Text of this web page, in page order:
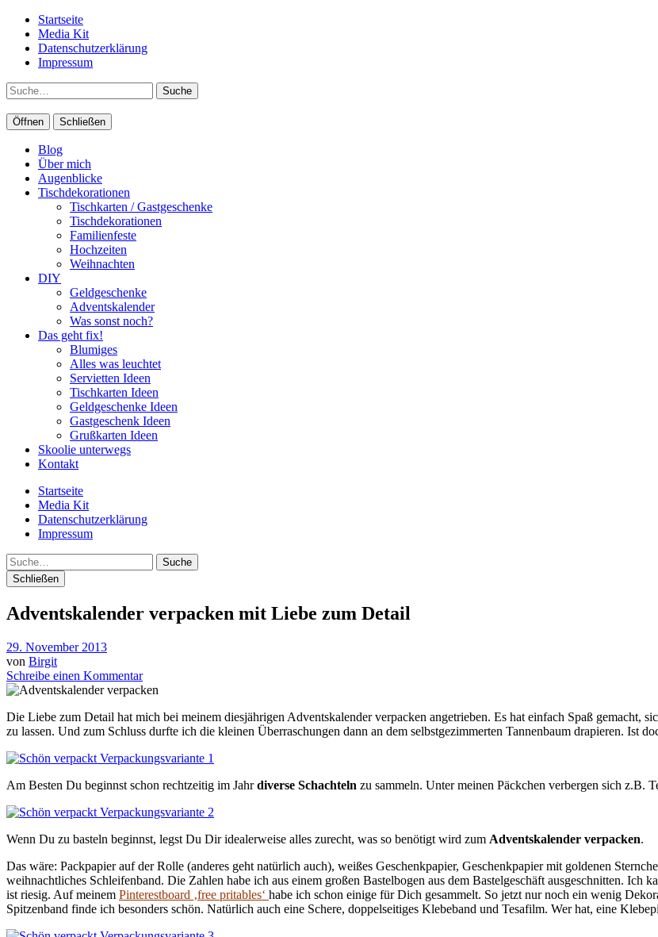
Startseite
Media Kit
Datenschutzerklärung
Impressum
Suche
Öffnen Schließen
Blog
Über mich
Augenblicke
Tischdekorationen
Tischkarten / Gastgeschenke
Tischdekorationen
Familienfeste
Hochzeiten
Weihnachten
DIY
Geldgeschenke
Adventskalender
Was sonst noch?
Das geht fix!
Blumiges
Alles was leuchtet
Servietten Ideen
Tischkarten Ideen
Geldgeschenke Ideen
Gastgeschenk Ideen
Grußkarten Ideen
Skoolie unterwegs
Kontakt
Startseite
Media Kit
Datenschutzerklärung
Impressum
Suche
Schließen
Adventskalender verpacken mit Liebe zum Detail
29. November 2013
von Birgit
Schreibe einen Kommentar
Die Liebe zum Detail hat mich bei meinem diesjährigen Adventskalender verpacken angetrieben. Es hat einfach Spaß gemacht,
zu lassen. Und zum Schluss durfte ich die kleinen Überraschungen dann an dem selbstgezimmerten Tannenbaum drapieren. Ist
Am Besten Du beginnst schon rechtzeitig im Jahrdiverse Schachteln zu sammeln. Unter meinen Päckchen verbergen sich z.B.
Wenn Du zu basteln beginnst, legst Du Dir idealerweise alles zurecht, was so benötigt wird zum Adventskalender verpacken.
Das wäre: Packpapier auf der Rolle (anderes geht natürlich auch), weißes Geschenkpapier, Geschenkpapier mit goldenen
weihnachtliches Schleifenband. Die Zahlen habe ich aus einem großen Bastelbogen aus dem Bastelgeschäft ausgeschnitten. Ich
ist riesig. Auf meinem Pinterestboard ‚free pritables‘ habe ich schon einige für Dich gesammelt. So jetzt nur noch ein wenig
Spitzenband finde ich besonders schön. Natürlich auch eine Schere, doppelseitiges Klebeband und Tesafilm. Wer hat, eine